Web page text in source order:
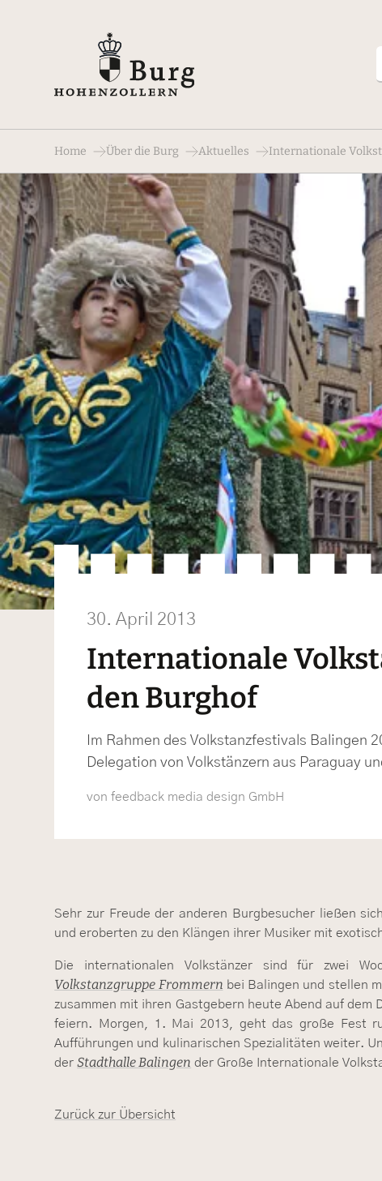
Home Über die Burg Aktuelles Internationale
30. April 2013
Internationale
den Burghof
Im Rahmen des Volkstanzfestivals Balingen
Delegation von Volkstänzern aus Paraguay
von feedback media design GmbH
Sehr zur Freude der anderen Burgbesucher ließen
und eroberten zu den Klängen ihrer Musiker mit
Die internationalen Volkstänzer sind für zwei
Volkstanzgruppe Frommern bei Balingen und stellen
zusammen mit ihren Gastgebern heute Abend auf
feiern. Morgen, 1. Mai 2013, geht das große Fest
Aufführungen und kulinarischen Spezialitäten weiter.
derStadthalle Balingen der Große Internationale
Zurück zur Übersicht